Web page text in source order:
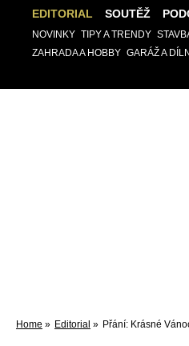
EDITORIAL SOUTĚŽ
NOVINKY TIPY A TRENDY
ZAHRADA A HOBBY GARÁŽ A
Home » Editorial » Přání: Krásné